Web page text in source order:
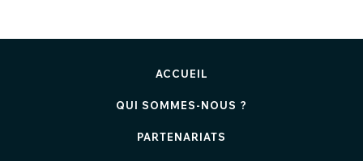
ACCUEIL
QUI SOMMES-NOUS ?
PARTENARIATS